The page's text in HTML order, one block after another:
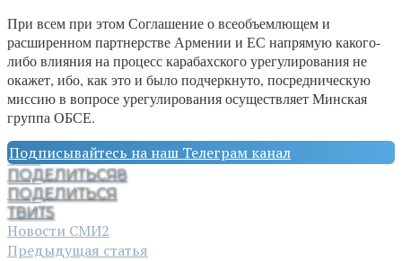
При всем при этом Соглашение о всеобъемлющем и
расширенном партнерстве Армении и ЕС напрямую какого-
либо влияния на процесс карабахского урегулирования не
окажет, ибо, как это и было подчеркнуто, посредническую
миссию в вопросе урегулирования осуществляет Минская
группа ОБСЕ.
Подписывайтесь на наш Телеграм канал
ПОДЕЛИТЬСЯ8
ПОДЕЛИТЬСЯ
ТВИТ5
Новости СМИ2
Предыдущая статья